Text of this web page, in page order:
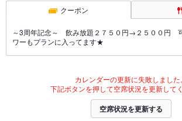
クーポン
～3周年記念～ 飲み放題２７５０円→２５００円
ワーもプランに入ってます★
カレンダーの更新に失敗しました。
下記ボタンを押して空席状況を更新してく
空席状況を更新する